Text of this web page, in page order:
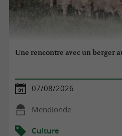
Une rencontre avec un berger
07/08/2026
Mendionde
Culture